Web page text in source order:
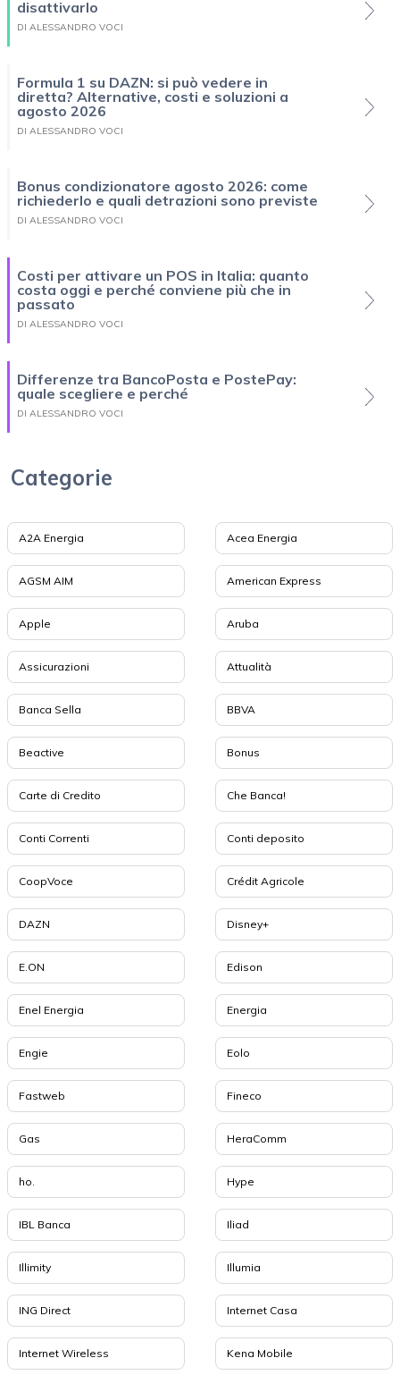
disattivarlo
DI ALESSANDRO VOCI
Formula 1 su DAZN: si può vedere in
diretta? Alternative, costi e soluzioni a
agosto 2026
DI ALESSANDRO VOCI
Bonus condizionatore agosto 2026: come
richiederlo e quali detrazioni sono previste
DI ALESSANDRO VOCI
Costi per attivare un POS in Italia: quanto
costa oggi e perché conviene più che in
passato
DI ALESSANDRO VOCI
Differenze tra BancoPosta e PostePay:
quale scegliere e perché
DI ALESSANDRO VOCI
Categorie
A2A Energia Acea Energia
AGSM AIM American Express
Apple Aruba
Assicurazioni Attualità
Banca Sella BBVA
Beactive Bonus
Carte di Credito Che Banca!
Conti Correnti Conti deposito
CoopVoce Crédit Agricole
DAZN Disney+
E.ON Edison
Enel Energia Energia
Engie Eolo
Fastweb Fineco
Gas HeraComm
ho. Hype
IBL Banca Iliad
Illimity Illumia
ING Direct Internet Casa
Internet Wireless Kena Mobile